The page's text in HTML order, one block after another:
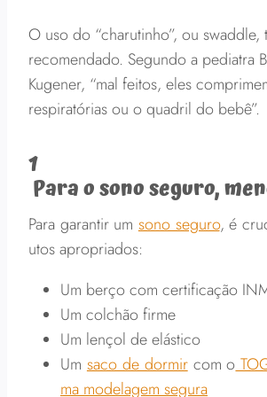
O uso do “charutinho”, ou swaddle,
recomendado. Segundo a pediatra
Kugener, “mal feitos, eles
respiratórias ou o quadril do bebê”.
1
Para o sono seguro,
Para garantir um sono seguro, é
utos apropriados:
Um berço com certificação
Um colchão firme
Um lençol de elástico
Um saco de dormircom o
ma modelagem segura